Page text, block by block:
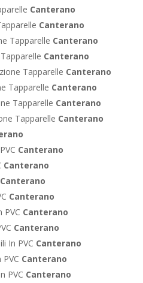
Canterano
Canterano
Tapparelle Canterano
Canterano
Tapparelle Canterano
Tapparelle Canterano
Tapparelle Canterano
Tapparelle Canterano
Canterano
Canterano
Canterano
Canterano
PVC Canterano
Canterano
In PVC Canterano
Canterano
PVC Canterano